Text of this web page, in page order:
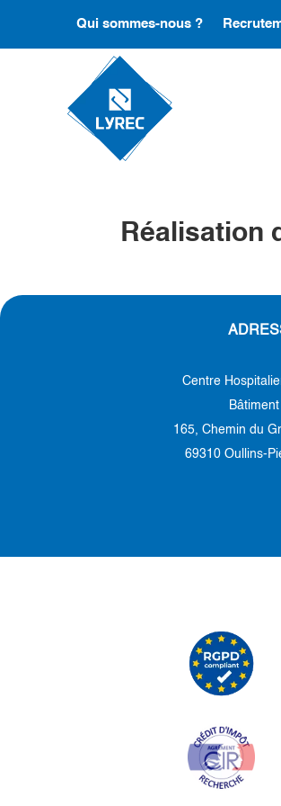
Qui sommes-nous ?
Réalisation
Centre
165, Chemin du
69310 Oullins-